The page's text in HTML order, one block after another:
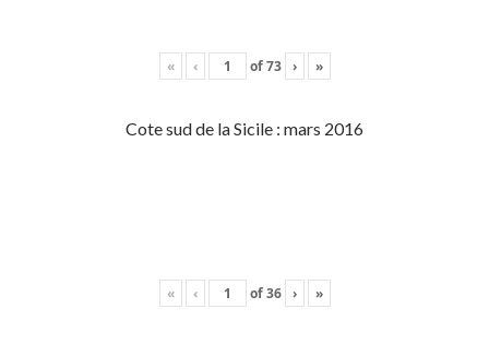
« ‹ of73 › »
Cote sud de la Sicile : mars 2016
« ‹ of36 › »